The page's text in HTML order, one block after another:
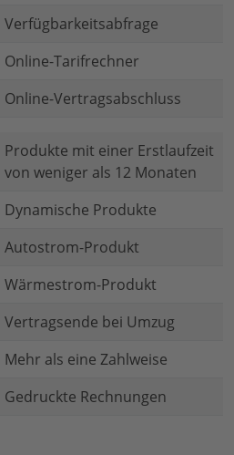
Verfügbarkeitsabfrage
Online-Tarifrechner
Online-Vertragsabschluss
Produkte mit einer Erstlaufzeit
von weniger als 12 Monaten
Dynamische Produkte
Autostrom-Produkt
Wärmestrom-Produkt
Vertragsende bei Umzug
Mehr als eine Zahlweise
Gedruckte Rechnungen